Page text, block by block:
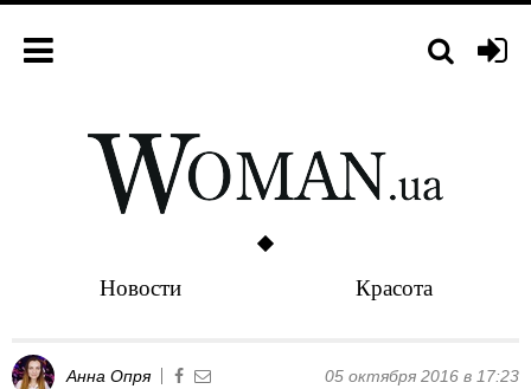
Новости Красота
Анна Опря 05 октября 2016 в 17:23